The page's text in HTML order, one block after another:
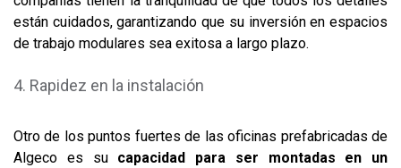
están cuidados, garantizando que su inversión en espacios
de trabajo modulares sea exitosa a largo plazo.
Rapidez en la instalación
Otro de los puntos fuertes de las oficinas prefabricadas de
Algeco es su capacidad para ser montadas en un